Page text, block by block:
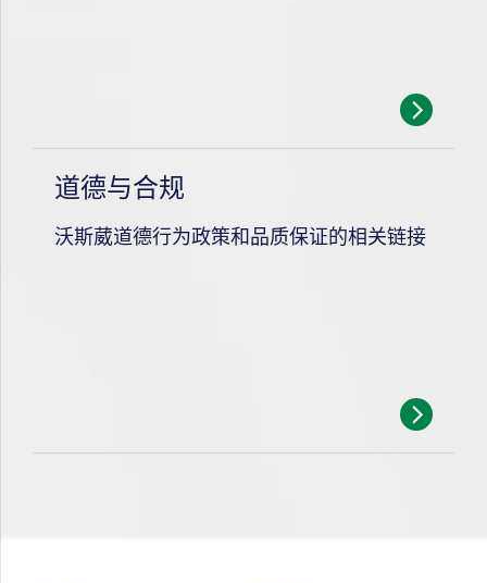
道德与合规
沃斯葳道德行为政策和品质保证的相关链接